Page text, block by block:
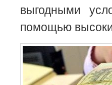
выгодными
помощью